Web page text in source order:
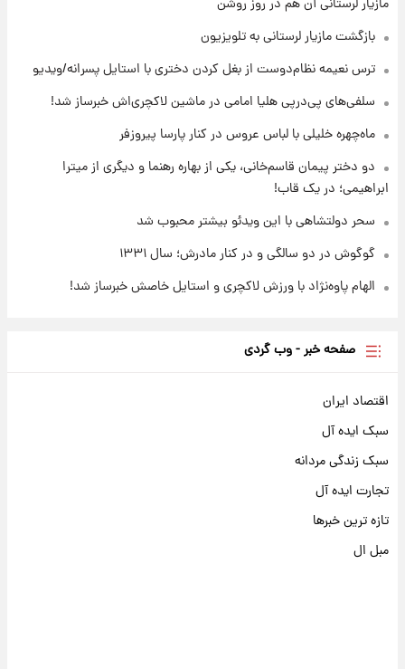
+جدول
قیمت محصولات ایران‌خودرو و سایپا امروز شنبه
مازیار لرستانی آن هم در روز روشن
بازگشت مازیار لرستانی به تلویزیون
ترس نعیمه نظام‌دوست از بغل کردن دختری با استایل پسرانه/ویدیو
سلفی‌های پی‌درپی هلیا امامی در ماشین لاکچری‌اش خبرساز شد!
ماه‌چهره خلیلی با لباس عروس در کنار پارسا پیروزفر
دو دختر پیمان قاسم‌خانی، یکی از بهاره رهنما و دیگری از میترا
ابراهیمی؛ در یک قاب!
سحر دولتشاهی با این ویدئو بیشتر محبوب شد
گوگوش در دو سالگی و در کنار مادرش؛ سال ۱۳۳۱
الهام پاوه‌نژاد با ورزش لاکچری و استایل خاصش خبرساز شد!
صفحه خبر - وب گردی
اقتصاد ایران
سبک ایده آل
سبک زندگی مردانه
تجارت ایده آل
تازه ترین خبرها
مبل ال